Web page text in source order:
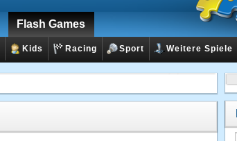
Flash Games
Kids Racing Sport Weitere Spiele